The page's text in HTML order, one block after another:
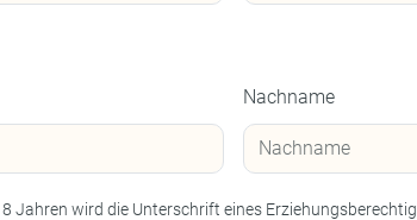
Nachname
Jahren wird die Unterschrift eines